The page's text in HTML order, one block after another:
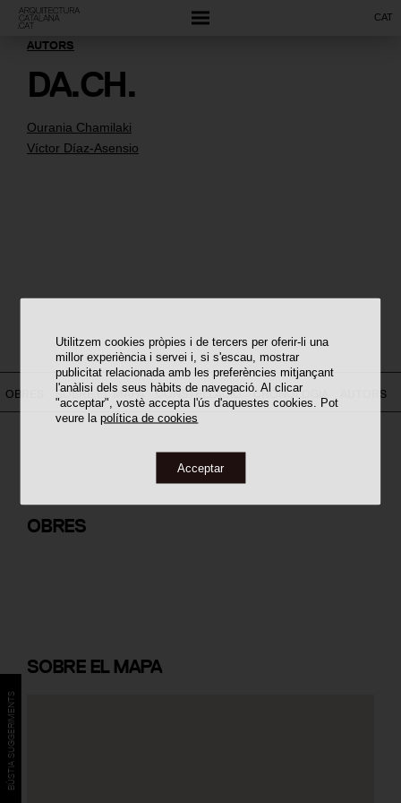
Utilitzem cookies pròpies i de tercers per oferir-li una
millor experiència i servei i, si s'escau, mostrar
publicitat relacionada amb les preferències mitjançant
l'anàlisi dels seus hàbits de navegació. Al clicar
"acceptar", vostè accepta l'ús d'aquestes cookies. Pot
veure lapolítica de cookies
Acceptar
CAT
Ourania Chamilaki
Víctor Díaz-Asensio
AUTORS
DA.CH.
OBRES SOBRE EL MAPA CONSTEL·LACIÓ CRONOLOGIA AUTORS
OBRES
Casa Tres Patis
SOBREEL MAPA
BÚSTIA SUGGERIMENTS